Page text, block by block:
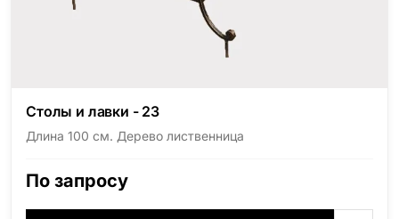
Столы и лавки - 23
Длина 100 см. Дерево лиственница
По запросу